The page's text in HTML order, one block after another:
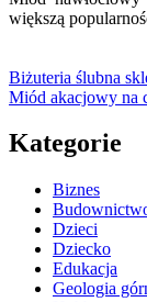
większą
Biżuteria ślubna
Miód akacjowy na
Kategorie
Biznes
Dzieci
Dziecko
Edukacja
Geologia